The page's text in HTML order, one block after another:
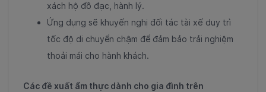
xách hộ đồ đạc, hành lý.
Ứng dụng sẽ khuyến nghị đối tác tài xế duy trì
tốc độ di chuyển chậm để đảm bảo trải nghiệm
thoải mái cho hành khách.
Các đề xuất ẩm thực dành cho gia đình trên